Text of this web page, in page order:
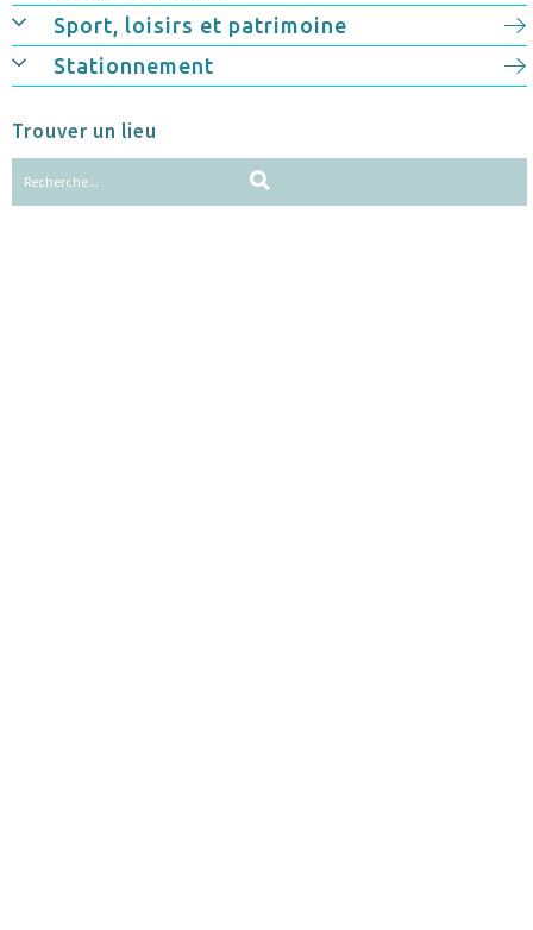
Sport, loisirs et patrimoine
Stationnement
Trouver un lieu